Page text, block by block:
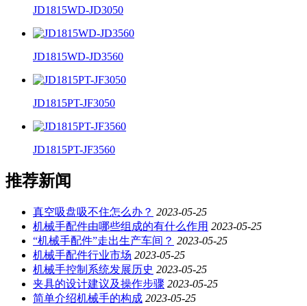
JD1815WD-JD3050
JD1815WD-JD3560
JD1815PT-JF3050
JD1815PT-JF3560
推荐新闻
真空吸盘吸不住怎么办？ 2023-05-25
机械手配件由哪些组成的有什么作用 2023-05-25
“机械手配件”走出生产车间？ 2023-05-25
机械手配件行业市场 2023-05-25
机械手控制系统发展历史 2023-05-25
夹具的设计建议及操作步骤 2023-05-25
简单介绍机械手的构成 2023-05-25